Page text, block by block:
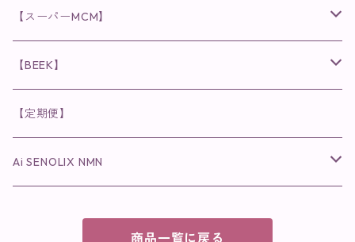
保湿ジェル・クリーム
ラディール
メイク小物
洗顔
食品
粒タイプ
◉cocochia
ヘナカラー
ヘアファンデーション
◉美顔器
◉スペシャルケア
◉肌悩み
リップ
化粧水
◉V.O.Sシリーズ
クレンジング・洗顔
化粧水
◉メンズシリーズ
クレンジング・洗顔
化粧水
◉MESシリーズ
眉毛用美容液
唇用美容液
ヘアアディクト
美容液
スキンケアシリーズ
美容液
洗顔
【スーパーMCM】
インナーケア
【BEEK】
インナーケア
【定期便】
Ai SENOLIX NMN
商品一覧に戻る